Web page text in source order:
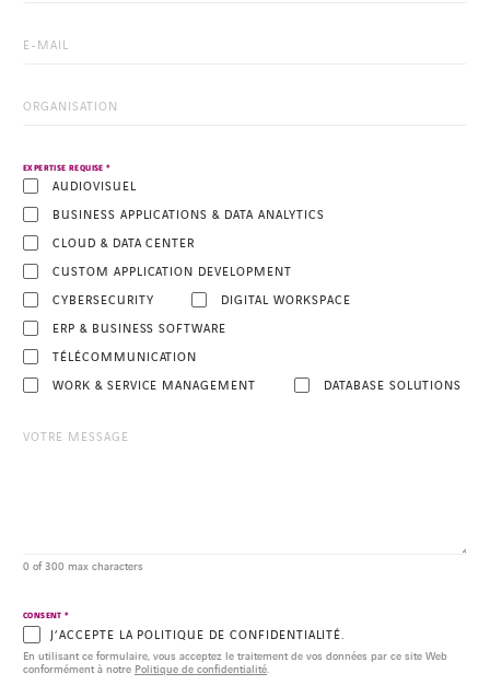
EXPERTISE REQUISE *
AUDIOVISUEL
BUSINESS APPLICATIONS & DATA ANALYTICS
CLOUD & DATA CENTER
CUSTOM APPLICATION DEVELOPMENT
CYBERSECURITY
DIGITAL WORKSPACE
ERP & BUSINESS SOFTWARE
TÉLÉCOMMUNICATION
WORK & SERVICE MANAGEMENT
DATABASE SOLUTIONS
0 of 300 max characters
CONSENT *
J’ACCEPTE LA POLITIQUE DE CONFIDENTIALITÉ.
En utilisant ce formulaire, vous acceptez le traitement de vos données par ce site Web
conformément à notre Politique de confidentialité.